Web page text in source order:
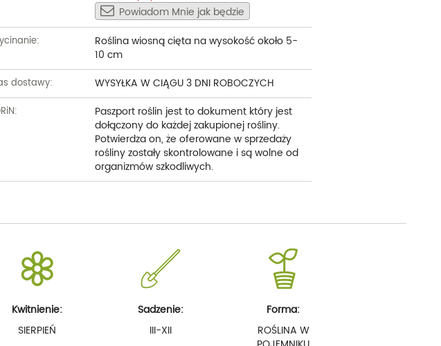
Powiadom Mnie jak będzie
Roślina wiosną cięta na wysokość około 5-
10 cm
dostawy: WYSYŁKA W CIĄGU 3 DNI ROBOCZYCH
Paszport roślin jest to dokument który jest
dołączony do każdej zakupionej rośliny.
Potwierdza on, że oferowane w sprzedaży
rośliny zostały skontrolowane i są wolne od
organizmów szkodliwych.
Kwitnienie:
SIERPIEŃ
Sadzenie:
III-XII
Forma:
ROŚLINA W